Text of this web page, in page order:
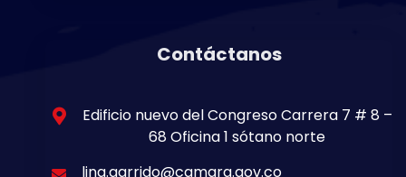
Contáctanos
Edificio nuevo del Congreso Carrera 7 # 8 –
68 Oficina 1 sótano norte
lina.garrido@camara.gov.co